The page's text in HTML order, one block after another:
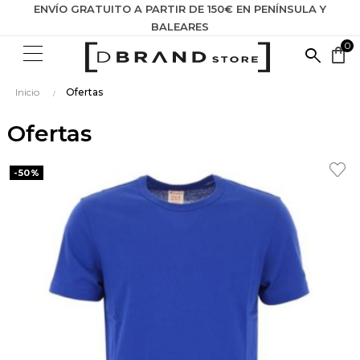
ENVÍO GRATUITO A PARTIR DE 150€ EN PENÍNSULA Y
BALEARES
shopping_bag0
Inicio Ofertas
Ofertas
-50%